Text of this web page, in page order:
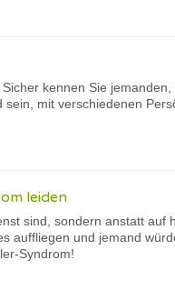
kennen Sie
mit verschiedenen
leiden
sind, sondern anstatt auf
auffliegen und jemand
Syndrom!